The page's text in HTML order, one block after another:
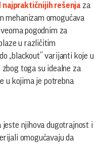
najpraktičnijih rešenja za
mehanizam omogućava
pogodnim za
u različitim
„blackout“ varijanti koje u
toga su idealne za
u kojima je potrebna
jeste njihova dugotrajnost i
omogućavaju da